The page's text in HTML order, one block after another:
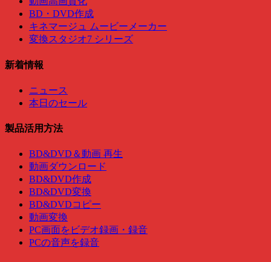
BD・DVD作成
キネマージュ ムービーメーカー
変換スタジオ7 シリーズ
新着情報
ニュース
本日のセール
製品活用方法
BD&DVD＆動画 再生
動画ダウンロード
BD&DVD作成
BD&DVD変換
BD&DVDコピー
動画変換
PC画面をビデオ録画・録音
PCの音声を録音